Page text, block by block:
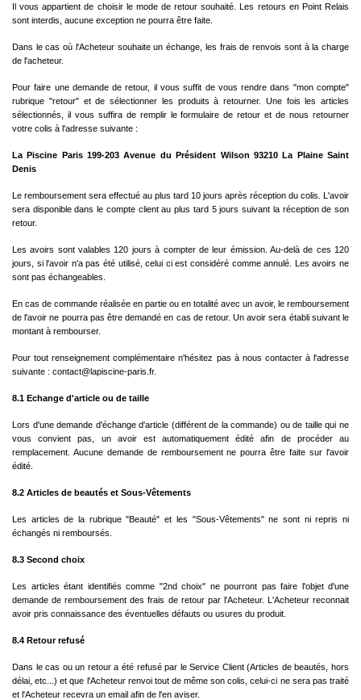
Il vous appartient de choisir le mode de retour souhaité. Les retours en Point Relais
sont interdis, aucune exception ne pourra être faite.
Dans le cas où l'Acheteur souhaite un échange, les frais de renvois sont à la charge
de l'acheteur.
Pour faire une demande de retour, il vous suffit de vous rendre dans "mon compte"
rubrique "retour" et de sélectionner les produits à retourner. Une fois les articles
sélectionnés, il vous suffira de remplir le formulaire de retour et de nous retourner
votre colis à l'adresse suivante :
La Piscine Paris 199-203 Avenue du Président Wilson 93210 La Plaine Saint
Denis
Le remboursement sera effectué au plus tard 10 jours après réception du colis. L'avoir
sera disponible dans le compte client au plus tard 5 jours suivant la réception de son
retour.
Les avoirs sont valables 120 jours à compter de leur émission. Au-delà de ces 120
jours, si l'avoir n'a pas été utilisé, celui ci est considéré comme annulé. Les avoirs ne
sont pas échangeables.
En cas de commande réalisée en partie ou en totalité avec un avoir, le remboursement
de l'avoir ne pourra pas être demandé en cas de retour. Un avoir sera établi suivant le
montant à rembourser.
Pour tout renseignement complémentaire n'hésitez pas à nous contacter à l'adresse
suivante : contact@lapiscine-paris.fr.
8.1 Echange d'article ou de taille
Lors d'une demande d'échange d'article (différent de la commande) ou de taille qui ne
vous convient pas, un avoir est automatiquement édité afin de procéder au
remplacement. Aucune demande de remboursement ne pourra être faite sur l'avoir
édité.
8.2 Articles de beautés et Sous-Vêtements
Les articles de la rubrique "Beauté" et les "Sous-Vêtements" ne sont ni repris ni
échangés ni remboursés.
8.3 Second choix
Les articles étant identifiés comme "2nd choix" ne pourront pas faire l'objet d'une
demande de remboursement des frais de retour par l'Acheteur. L'Acheteur reconnait
avoir pris connaissance des éventuelles défauts ou usures du produit.
8.4 Retour refusé
Dans le cas ou un retour a été refusé par le Service Client (Articles de beautés, hors
délai, etc...) et que l'Acheteur renvoi tout de même son colis, celui-ci ne sera pas traité
et l'Acheteur recevra un email afin de l'en aviser.